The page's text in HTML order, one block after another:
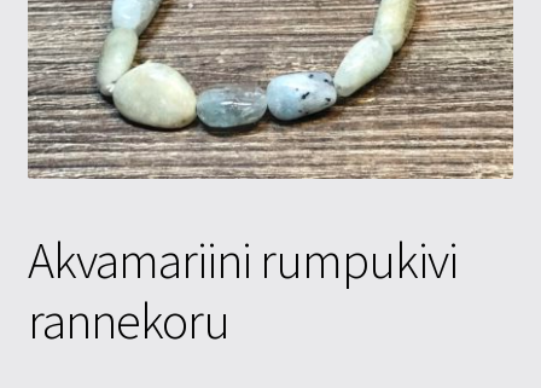
Ostoskori
Tietosuojaseloste
Tuotteet
Akvamariini rumpukivi
rannekoru